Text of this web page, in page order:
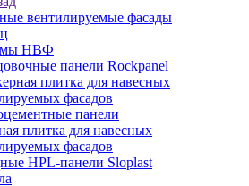
вентилируемые фасады
НВФ
панели Rockpanel
плитка для навесных
фасадов
панели
плитка для навесных
фасадов
HPL-панели Sloplast